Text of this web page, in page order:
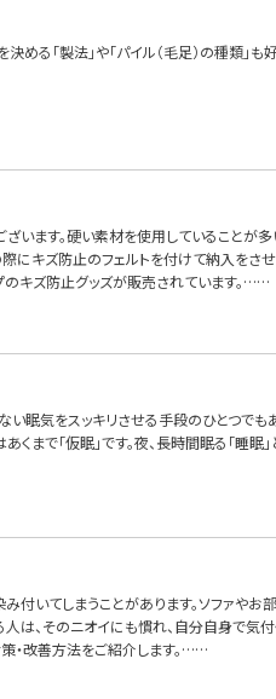
める「製法」や「パイル（毛足）の種類」
います。硬い素材を使用していることが
にキズ防止のフェルトを付けて納入をさせ
のキズ防止グッズが販売されています。……
眠気をスッキリさせる手段のひとつでも
まで「仮眠」です。夜、長時間眠る「睡眠
付いてしまうことがあります。ソファやお
は、そのニオイにも慣れ、自分自身で気付
・改善方法をご紹介します。……